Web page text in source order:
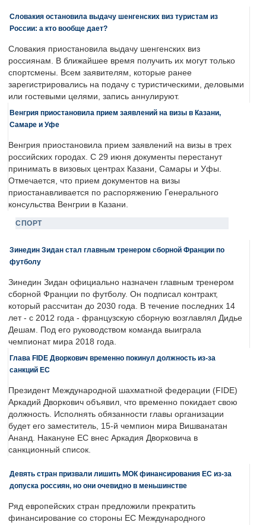
Словакия остановила выдачу шенгенских виз туристам из
России: а кто вообще дает?
Словакия приостановила выдачу шенгенских виз
россиянам. В ближайшее время получить их могут только
спортсмены. Всем заявителям, которые ранее
зарегистрировались на подачу с туристическими, деловыми
или гостевыми целями, запись аннулируют.
Венгрия приостановила прием заявлений на визы в Казани,
Самаре и Уфе
Венгрия приостановила прием заявлений на визы в трех
российских городах. С 29 июня документы перестанут
принимать в визовых центрах Казани, Самары и Уфы.
Отмечается, что прием документов на визы
приостанавливается по распоряжению Генерального
консульства Венгрии в Казани.
СПОРТ
Зинедин Зидан стал главным тренером сборной Франции по
футболу
Зинедин Зидан официально назначен главным тренером
сборной Франции по футболу. Он подписал контракт,
который рассчитан до 2030 года. В течение последних 14
лет - с 2012 года - французскую сборную возглавлял Дидье
Дешам. Под его руководством команда выиграла
чемпионат мира 2018 года.
Глава FIDE Дворкович временно покинул должность из-за
санкций ЕС
Президент Международной шахматной федерации (FIDE)
Аркадий Дворкович объявил, что временно покидает свою
должность. Исполнять обязанности главы организации
будет его заместитель, 15-й чемпион мира Вишванатан
Ананд. Накануне ЕС внес Аркадия Дворковича в
санкционный список.
Девять стран призвали лишить МОК финансирования ЕС из-за
допуска россиян, но они очевидно в меньшинстве
Ряд европейских стран предложили прекратить
финансирование со стороны ЕС Международного